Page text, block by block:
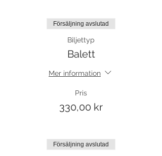
Försäljning avslutad
Biljettyp
Balett
Mer information
Pris
330,00 kr
Försäljning avslutad